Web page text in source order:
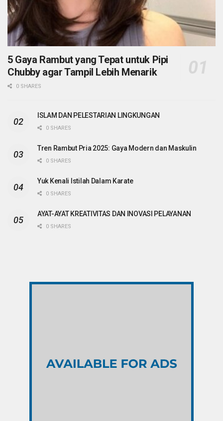
5 Gaya Rambut yang Tepat untuk Pipi
Chubby agar Tampil Lebih Menarik
0 SHARES
ISLAM DAN PELESTARIAN LINGKUNGAN
0 SHARES
Tren Rambut Pria 2025: Gaya Modern dan Maskulin
0 SHARES
Yuk Kenali Istilah Dalam Karate
0 SHARES
AYAT-AYAT KREATIVITAS DAN INOVASI PELAYANAN
0 SHARES